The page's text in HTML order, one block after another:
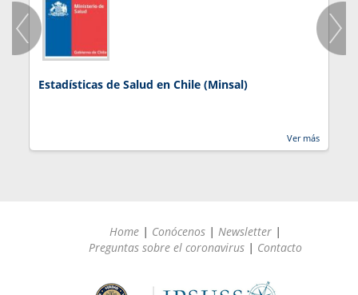
Estadísticas de Salud en Chile (Minsal)
Ver más
Home | Conócenos | Newsletter |
Preguntas sobre el coronavirus | Contacto